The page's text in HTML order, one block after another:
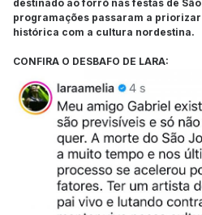
destinado ao forró nas festas de
programações passaram a
histórica com a cultura nordestina.
CONFIRA O DESBAFO DE LARA: